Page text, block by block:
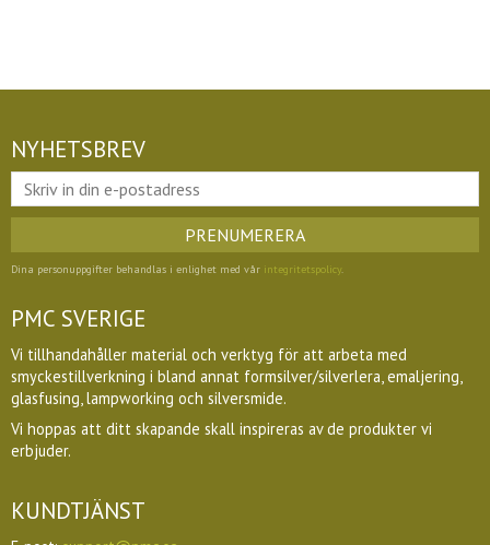
NYHETSBREV
PRENUMERERA
Dina personuppgifter behandlas i enlighet med vår integritetspolicy.
PMC SVERIGE
Vi tillhandahåller material och verktyg för att arbeta med
smyckestillverkning i bland annat formsilver/silverlera, emaljering,
glasfusing, lampworking och silversmide.
Vi hoppas att ditt skapande skall inspireras av de produkter vi
erbjuder.
KUNDTJÄNST